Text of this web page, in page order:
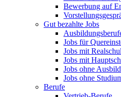
Bewerbung auf
Gut bezahlte Jobs
Jobs für
Jobs mit
Jobs mit
Jobs ohne
Jobs ohne
Berufe